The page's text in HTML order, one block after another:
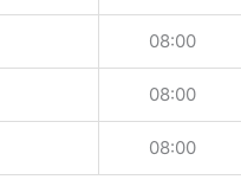
08:00
08:00
08:00